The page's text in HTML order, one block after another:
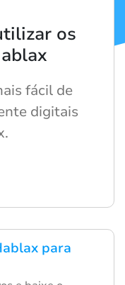
para
os
fácil de
digitais